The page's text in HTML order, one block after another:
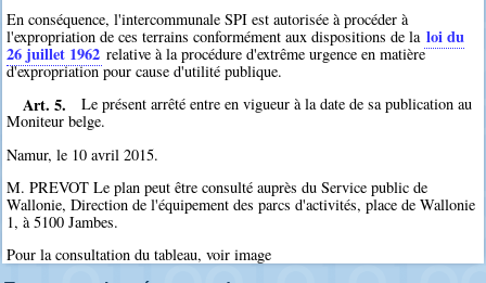
En conséquence, l'intercommunale SPI est autorisée à procéder à
l'expropriation de ces terrains conformément aux dispositions de la loi du
26 juillet 1962 relative à la procédure d'extrême urgence en matière
d'expropriation pour cause d'utilité publique.
Art. 5.
Le présent arrêté entre en vigueur à la date de sa publication au
Moniteur belge.
Namur, le 10 avril 2015.
M. PREVOT Le plan peut être consulté auprès du Service public de
Wallonie, Direction de l'équipement des parcs d'activités, place de Wallonie
1, à 5100 Jambes.
Pour la consultation du tableau, voir image